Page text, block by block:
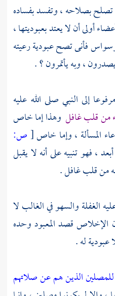
تصلح بصلاحه ، وتفسد بفساده
أولى أن لا يعتد بعبوديتها ،
فأنى تصح عبودية رعيته
، وبه يأتمرون ؟ .
إلى النبي صلى الله عليه
من قلب غافل وهذا إما خاص
المسألة ، وإما خاص[ص:
، فهو تنبيه على أنه لا يقبل
من قلب غافل .
الغفلة والسهو في الغالب لا
قصد المعبود وحده
عبودية له .
الذين هم عن صلاتهم